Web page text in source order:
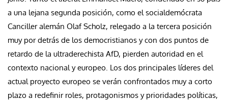
a una lejana segunda posición, como el socialdemócrata
Canciller alemán Olaf Scholz, relegado a la tercera posición
muy por detrás de los democristianos y con dos puntos de
retardo de la ultraderechista AfD, pierden autoridad en el
contexto nacional y europeo. Los dos principales líderes del
actual proyecto europeo se verán confrontados muy a corto
plazo a redefinir roles, protagonismos y prioridades políticas,